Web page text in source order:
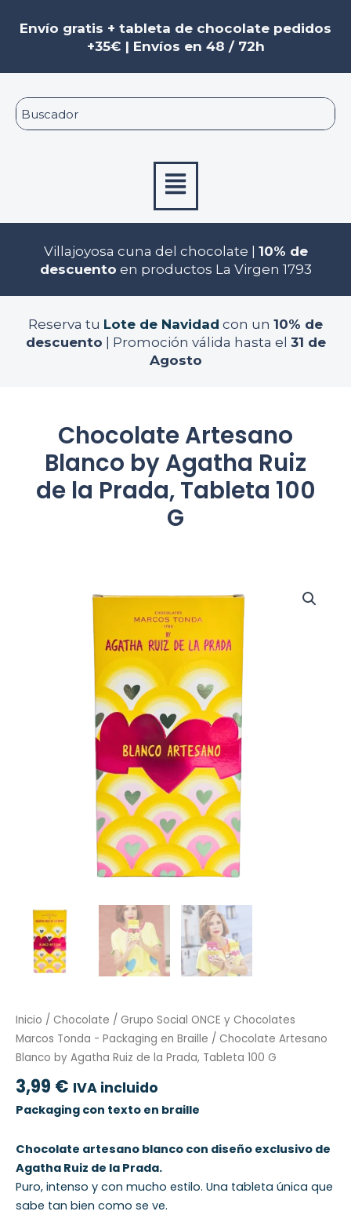
Envío gratis + tableta de chocolate pedidos
+35€ | Envíos en 48 / 72h
Menú
Villajoyosa cuna del chocolate | 10% de
descuento en productos La Virgen 1793
Reserva tu Lote de Navidad con un 10% de
descuento | Promoción válida hasta el 31 de
Agosto
Chocolate Artesano
Blanco by Agatha Ruiz
de la Prada, Tableta 100
G
Inicio / Chocolate / Grupo Social ONCE y Chocolates
Marcos Tonda - Packaging en Braille / Chocolate Artesano
Blanco by Agatha Ruiz de la Prada, Tableta 100 G
3,99 € IVA incluido
Packaging con texto en braille
Chocolate artesano blanco con diseño exclusivo de
Agatha Ruiz de la Prada.
Puro, intenso y con mucho estilo. Una tableta única que
sabe tan bien como se ve.